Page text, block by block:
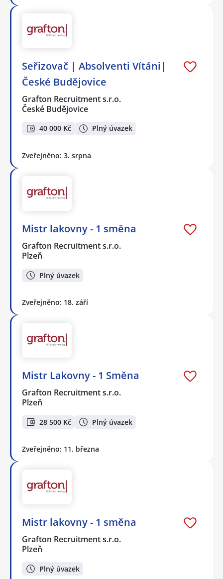
Seřizovač | Absolventi Vítáni|
České Budějovice
Grafton Recruitment s.r.o.
České Budějovice
40 000 Kč Plný úvazek
Zveřejněno: 3. srpna
Mistr lakovny - 1 směna
Grafton Recruitment s.r.o.
Plzeň
Plný úvazek
Zveřejněno: 18. září
Mistr Lakovny - 1 Směna
Grafton Recruitment s.r.o.
Plzeň
28 500 Kč Plný úvazek
Zveřejněno: 11. března
Mistr lakovny - 1 směna
Grafton Recruitment s.r.o.
Plzeň
Plný úvazek